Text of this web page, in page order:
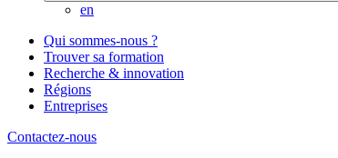
en
Qui sommes-nous ?
Trouver sa formation
Recherche & innovation
Régions
Entreprises
Contactez-nous